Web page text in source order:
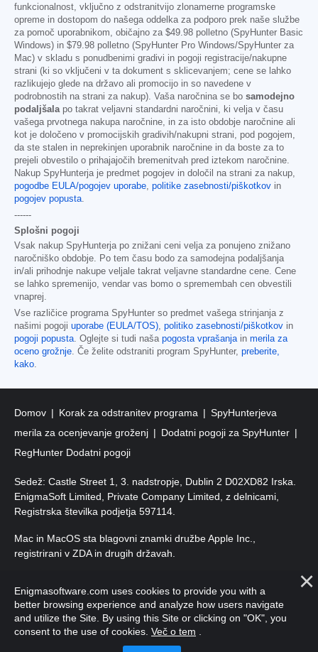
funkcionalnost, vključno z odstranitvijo zlonamerne programske
opreme in dostopom do našega oddelka za podporo prek naše službe
za pomoč uporabnikom, običajno za $49.98 polletno (SpyHunter Basic
Windows) in $79.98 polletno (SpyHunter Pro Windows/SpyHunter za
Mac) v skladu s ponudbenimi gradivi in pogoji registracije/nakupne
strani (ki so vključeni v ta dokument s sklicevanjem; cene se lahko
razlikujejo glede na državo ali promocijo in so navedene v
podrobnostih na strani za nakup). Vaša naročnina se bo samodejno
podaljšalapo takrat veljavni standardni naročnini, ki velja v času
vašega prvotnega nakupa naročnine, in za isto obdobje naročnine ali
kot je določeno v promocijskih gradivih/nakupni strani, pod pogojem,
da ste stalen in neprekinjen uporabnik naročnine in da boste za to
prejeli obvestilo o prihajajočih bremenitvah pred iztekom naročnine.
Nakup SpyHunterja je predmet pogojev in določil na strani za nakup,
pogodbe EULA/pogojev uporabe, politike zasebnosti/piškotkov in
pogojev popusta.
------
Splošni pogoji
Vsak nakup SpyHunterja po znižani ceni velja za ponujeno znižano
naročniško obdobje. Po tem času bodo za samodejna podaljšanja
in/ali prihodnje nakupe veljale takrat veljavne standardne cene. Cene
se lahko spremenijo, vendar vas bomo o spremembah cen obvestili
vnaprej.
Vse različice programa SpyHunter so predmet vašega strinjanja z
našimi pogoji uporabe (EULA/TOS), politiko zasebnosti/piškotkov in
pogoji popusta. Oglejte si tudi naša pogosta vprašanjain merila za
oceno grožnje. Če želite odstraniti program SpyHunter, preberite,
kako.
Domov Korak za odstranitev programa
SpyHunterjeva
merila za ocenjevanje groženj
Dodatni pogoji za SpyHunter
RegHunter Dodatni pogoji
Sedež: Castle Street 1, 3. nadstropje, Dublin 2 D02XD82 Irska.
EnigmaSoft Limited, Private Company Limited, z delnicami,
Registrska številka podjetja 597114.
Mac in MacOS sta blagovni znamki družbe Apple Inc.,
registrirani v ZDA in drugih državah.
pridržane.
Enigmasoftware.com uses cookies to provide you with a
better browsing experience and analyze how users navigate
and utilize the Site. By using this Site or clicking on "OK", you
consent to the use of cookies. Več o tem